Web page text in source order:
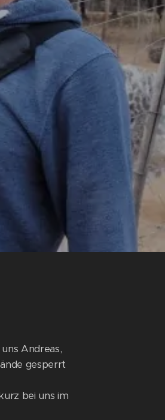
Andreas,
gesperrt
bei uns im